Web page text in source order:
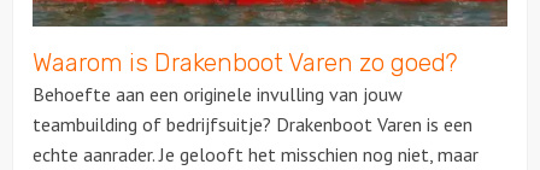
Waarom is Drakenboot Varen zo goed?
Behoefte aan een originele invulling van jouw
teambuilding of bedrijfsuitje? Drakenboot Varen is een
echte aanrader. Je gelooft het misschien nog niet, maar